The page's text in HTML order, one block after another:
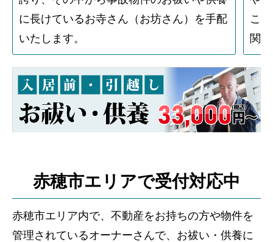
に長けているお寺さん（お坊さん）を手配
いたします。
こ
関
赤穂市エリアで受付対応中
赤穂市エリア内で、不動産をお持ちの方や物件を
管理されているオーナーさんで、お祓い・供養に